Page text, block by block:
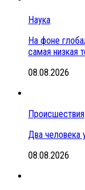
Наука
На фоне
самая низкая
08.08.2026
Происшествия
Два человека
08.08.2026